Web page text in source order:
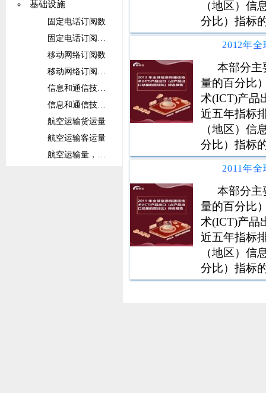
基础设施
固定电话订阅数
固定电话订阅数（每100人）
移动网络订阅数
移动网络订阅数（每100人）
信息和通信技术(ICT)服务出口占比
信息和通信技术(ICT)服务出口
航空运输货运量
航空运输客运量
航空运输量，注册承运人全球出港量
（地区）信
分比）指标
本部分主
量的百分比
术(ICT)产品
近五年指标
（地区）信
分比）指标
本部分主
量的百分比
术(ICT)产品
近五年指标
（地区）信
分比）指标